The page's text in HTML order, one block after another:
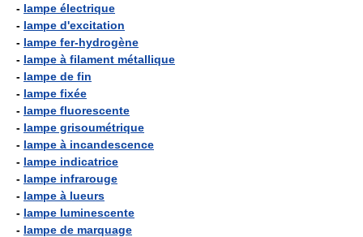
- lampe électrique
- lampe d'excitation
- lampe fer-hydrogène
- lampe à filament métallique
- lampe de fin
- lampe fixée
- lampe fluorescente
- lampe grisoumétrique
- lampe à incandescence
- lampe indicatrice
- lampe infrarouge
- lampe à lueurs
- lampe luminescente
- lampe de marquage